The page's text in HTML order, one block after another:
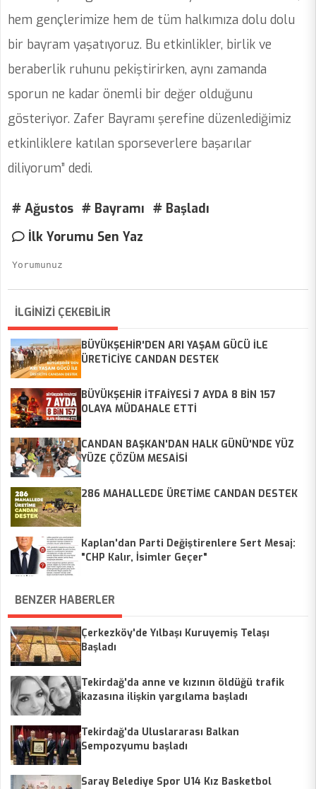
hem gençlerimize hem de tüm halkımıza dolu dolu
bir bayram yaşatıyoruz. Bu etkinlikler, birlik ve
beraberlik ruhunu pekiştirirken, aynı zamanda
sporun ne kadar önemli bir değer olduğunu
gösteriyor. Zafer Bayramı şerefine düzenlediğimiz
etkinliklere katılan sporseverlere başarılar
diliyorum” dedi.
# Ağustos # Bayramı # Başladı
İlk Yorumu Sen Yaz
İLGİNİZİ ÇEKEBİLİR
BÜYÜKŞEHİR'DEN ARI YAŞAM GÜCÜ İLE
ÜRETİCİYE CANDAN DESTEK
BÜYÜKŞEHİR İTFAİYESİ 7 AYDA 8 BİN 157
OLAYA MÜDAHALE ETTİ
CANDAN BAŞKAN'DAN HALK GÜNÜ'NDE YÜZ
YÜZE ÇÖZÜM MESAİSİ
286 MAHALLEDE ÜRETİME CANDAN DESTEK
Kaplan'dan Parti Değiştirenlere Sert Mesaj:
"CHP Kalır, İsimler Geçer"
BENZER HABERLER
Çerkezköy'de Yılbaşı Kuruyemiş Telaşı
Başladı
Tekirdağ'da anne ve kızının öldüğü trafik
kazasına ilişkin yargılama başladı
Tekirdağ'da Uluslararası Balkan
Sempozyumu başladı
Saray Belediye Spor U14 Kız Basketbol